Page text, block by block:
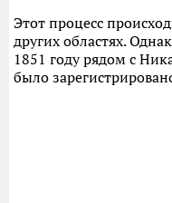
Этот процесс
других областях.
1851 году рядом с
было